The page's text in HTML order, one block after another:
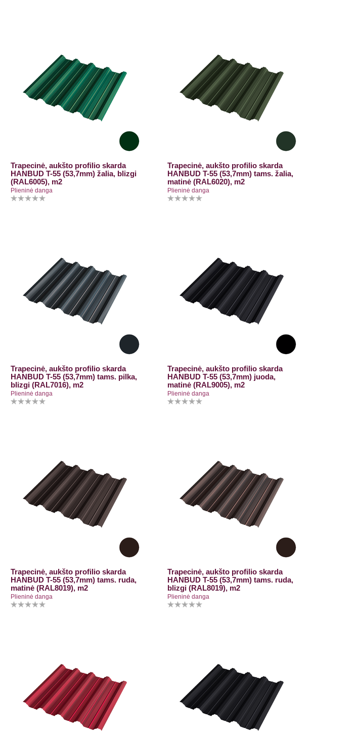
Trapecinė, aukšto profilio skarda
HANBUD T-55 (53,7mm) žalia, blizgi
(RAL6005), m2
Plieninė danga
Trapecinė, aukšto profilio skarda
HANBUD T-55 (53,7mm) tams. žalia,
matinė (RAL6020), m2
Plieninė danga
Trapecinė, aukšto profilio skarda
HANBUD T-55 (53,7mm) tams. pilka,
blizgi (RAL7016), m2
Plieninė danga
Trapecinė, aukšto profilio skarda
HANBUD T-55 (53,7mm) juoda,
matinė (RAL9005), m2
Plieninė danga
Trapecinė, aukšto profilio skarda
HANBUD T-55 (53,7mm) tams. ruda,
matinė (RAL8019), m2
Plieninė danga
Trapecinė, aukšto profilio skarda
HANBUD T-55 (53,7mm) tams. ruda,
blizgi (RAL8019), m2
Plieninė danga